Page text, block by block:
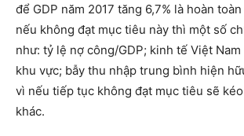
để GDP năm 2017 tăng 6,7% là hoàn
nếu không đạt mục tiêu này thì một số
như: tỷ lệ nợ công/GDP; kinh tế Việt
khu vực; bẫy thu nhập trung bình hiện
vì nếu tiếp tục không đạt mục tiêu sẽ
khác.